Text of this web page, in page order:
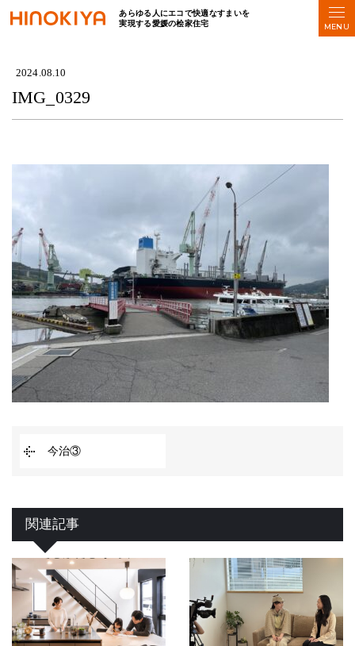
あらゆる人にエコで快適なすまいを
実現する愛媛の桧家住宅
2024.08.10
IMG_0329
今治③
関連記事